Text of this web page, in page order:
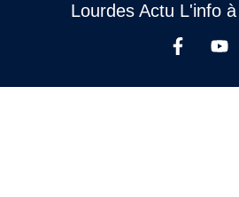
Lourdes Actu L'info